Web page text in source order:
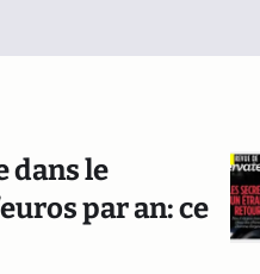
dans le
par an: ce